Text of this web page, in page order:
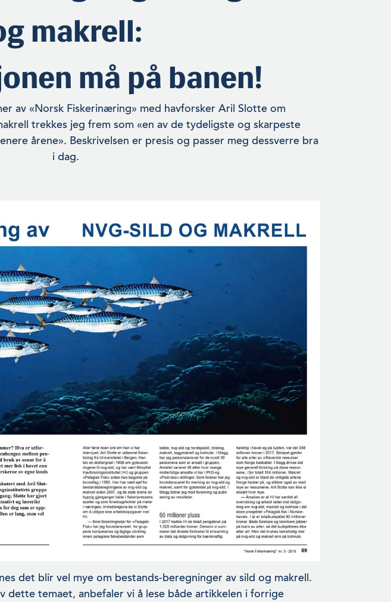
makrell:
må på banen!
av «Norsk Fiskerinæring» med havforsker Aril Slotte om
trekkes jeg frem som «en av de tydeligste og skarpeste
årene». Beskrivelsen er presis og passer meg dessverre bra
i dag.
det blir vel mye om bestands-beregninger av sild og makrell.
dette temaet, anbefaler vi å lese både artikke­len i forrige